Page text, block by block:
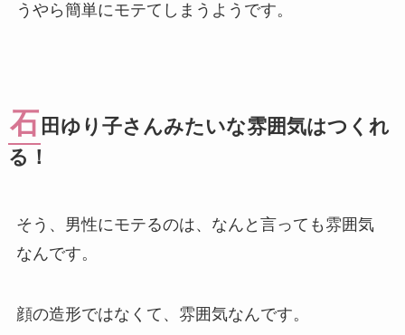
うやら簡単にモテてしまうようです。
石 田ゆり子さんみたいな雰囲気はつくれ
る！
そう、男性にモテるのは、なんと言っても雰囲気
なんです。
顔の造形ではなくて、雰囲気なんです。